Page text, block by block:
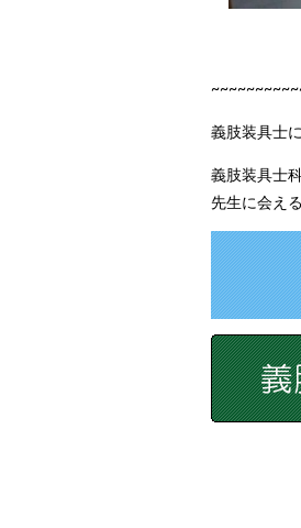
義肢装具士
義肢装具士
先生に会え